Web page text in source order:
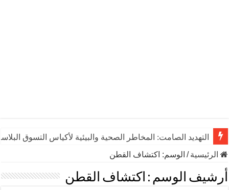
التهديد الصامت: المخاطر الصحية والبيئية لأكياس التسوق
الرئيسية/ الوسم: اكتشاف القطن
أرشيف الوسم : اكتشاف القطن